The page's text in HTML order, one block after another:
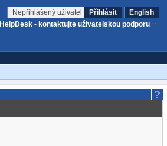
Nepřihlášený uživatel Přihlásit
English
HelpDesk - kontaktujte uživatelskou podporu